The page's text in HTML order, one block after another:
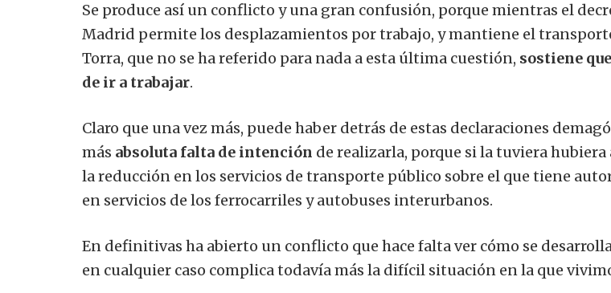
Se produce así un conflicto y una gran confusión, porque mientras el
Madrid permite los desplazamientos por trabajo, y mantiene el
Torra, que no se ha referido para nada a esta última cuestión, sostiene
de ir a trabajar.
Claro que una vez más, puede haber detrás de estas declaraciones
más absoluta falta de intención de realizarla, porque si la tuviera
la reducción en los servicios de transporte público sobre el que tiene
en servicios de los ferrocarriles y autobuses interurbanos.
En definitivas ha abierto un conflicto que hace falta ver cómo se
en cualquier caso complica todavía más la difícil situación en la que